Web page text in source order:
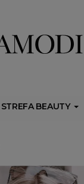
STREFA BEAUTY